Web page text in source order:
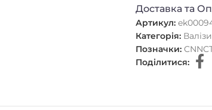
Доставка та
Артикул:
Категорія: Валізи
Позначки:
Поділитися: